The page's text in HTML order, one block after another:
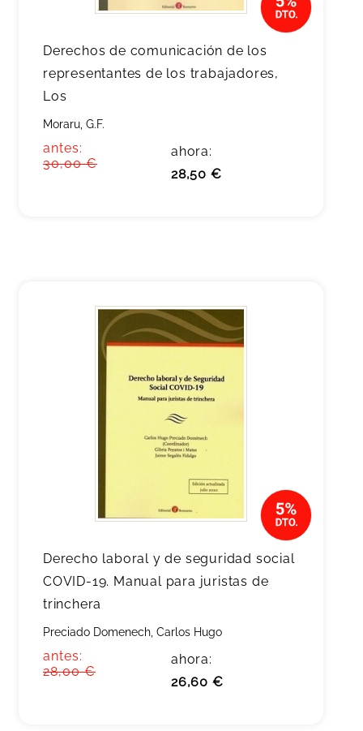
Derechos de comunicación de los
representantes de los trabajadores,
Los
Moraru, G.F.
antes:
30,00 €
ahora:
28,50 €
Derecho laboral y de seguridad social
COVID-19. Manual para juristas de
trinchera
Preciado Domenech, Carlos Hugo
antes:
28,00 €
ahora:
26,60 €